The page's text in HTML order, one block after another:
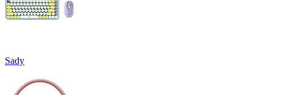
Sady